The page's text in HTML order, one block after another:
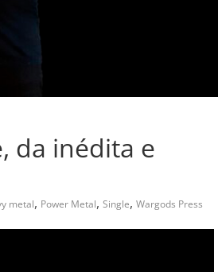
da inédita e
metal, Power Metal, Single, Wargods Press